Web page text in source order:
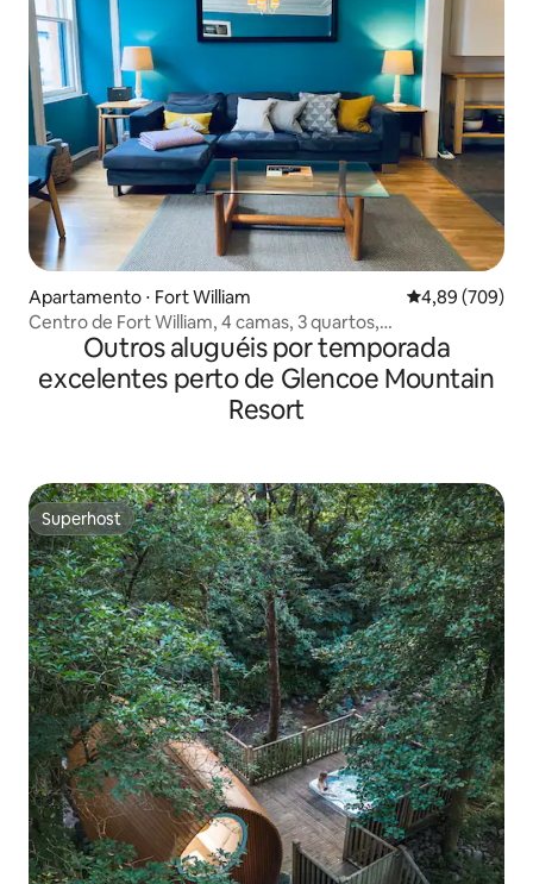
Apartamento ⋅ Fort William 4,89 de uma
4,89 (709)
Centro de Fort William, 4 camas, 3 quartos,
estacionamento.
Outros aluguéis por temporada
excelentes perto de Glencoe Mountain
Resort
Superhost
Superhost